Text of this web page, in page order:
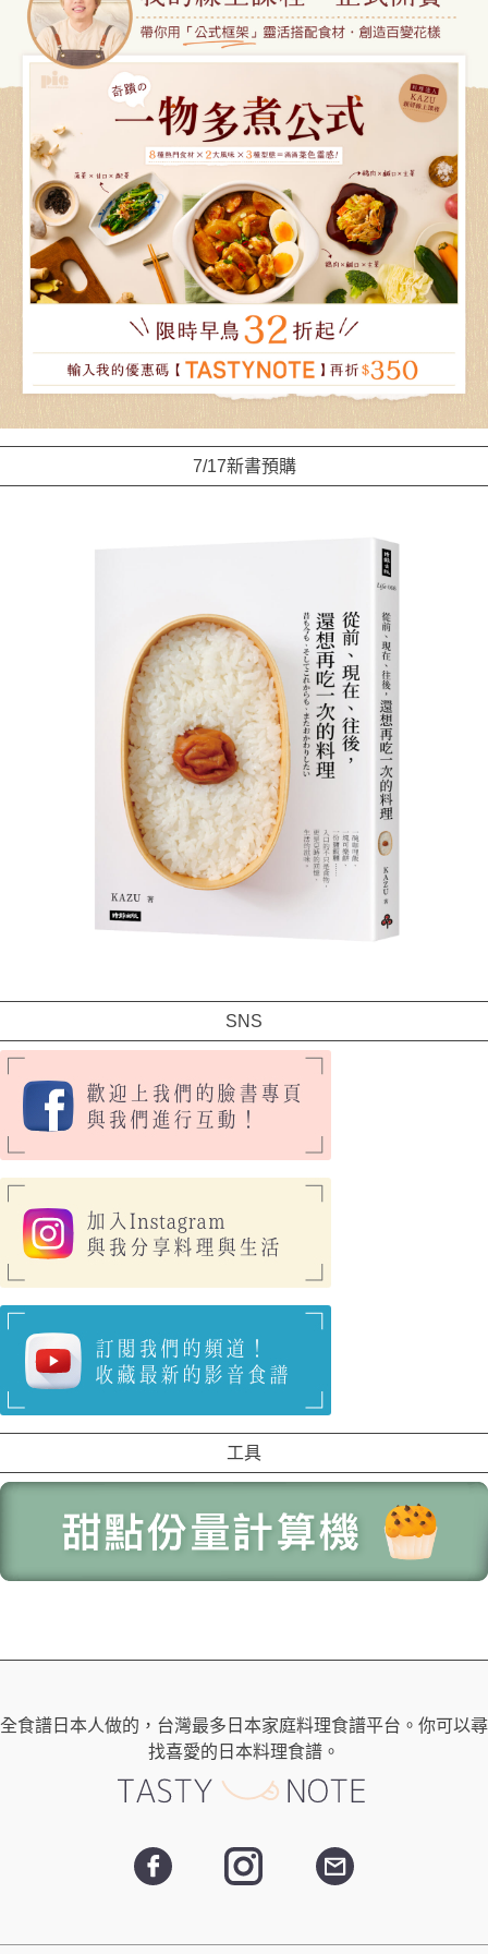
7/17新書預購
SNS
工具
全食譜日本人做的，台灣最多日本家庭料理食譜平台。你可以尋
找喜愛的日本料理食譜。